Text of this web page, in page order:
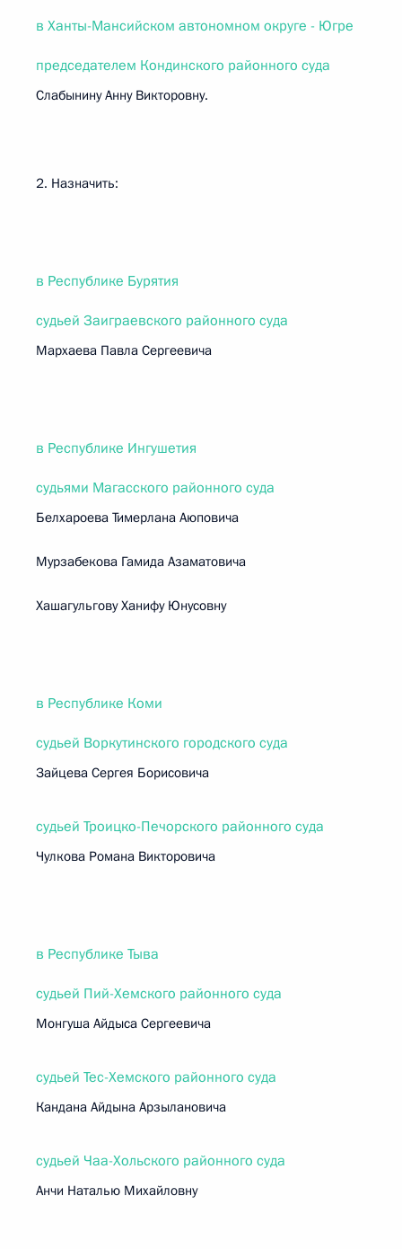
в Ханты-Мансийском автономном округе - Югре
председателем Кондинского районного суда
Слабынину Анну Викторовну.
2. Назначить:
в Республике Бурятия
судьей Заиграевского районного суда
Мархаева Павла Сергеевича
в Республике Ингушетия
судьями Магасского районного суда
Белхароева Тимерлана Аюповича
Мурзабекова Гамида Азаматовича
Хашагульгову Ханифу Юнусовну
в Республике Коми
судьей Воркутинского городского суда
Зайцева Сергея Борисовича
судьей Троицко-Печорского районного суда
Чулкова Романа Викторовича
в Республике Тыва
судьей Пий-Хемского районного суда
Монгуша Айдыса Сергеевича
судьей Тес-Хемского районного суда
Кандана Айдына Арзылановича
судьей Чаа-Хольского районного суда
Анчи Наталью Михайловну